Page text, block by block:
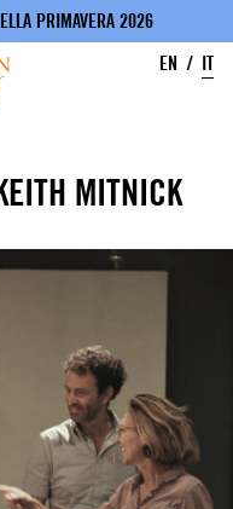
PRIMAVERA 2026
EN
IT
MITNICK